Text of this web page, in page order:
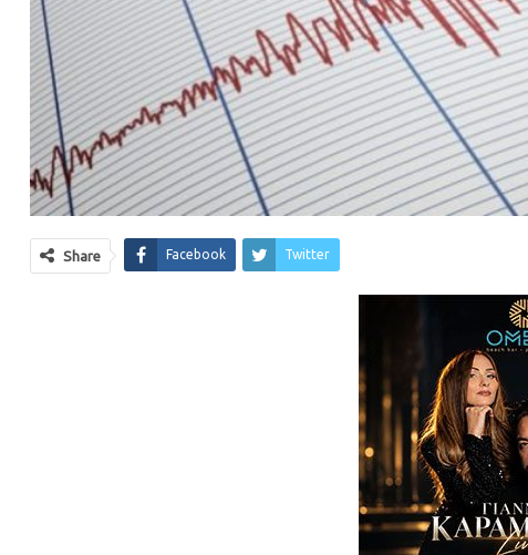
Share Facebook Twitter